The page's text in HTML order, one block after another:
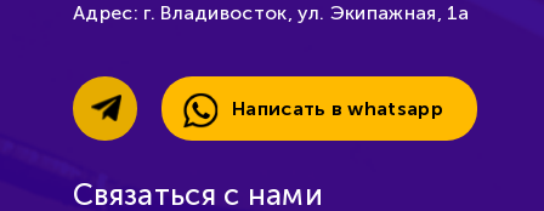
Адрес: г. Владивосток, ул. Экипажная, 1а
Написать в whatsapp
Связаться с нами